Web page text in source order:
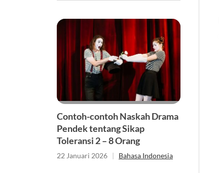
Contoh-contoh Naskah Drama
Pendek tentang Sikap
Toleransi 2 – 8 Orang
22 Januari 2026 | Bahasa Indonesia